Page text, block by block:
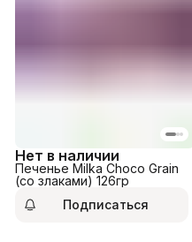
Нет в наличии
Печенье Milka Choco Grain
(со злаками) 126гр
Подписаться